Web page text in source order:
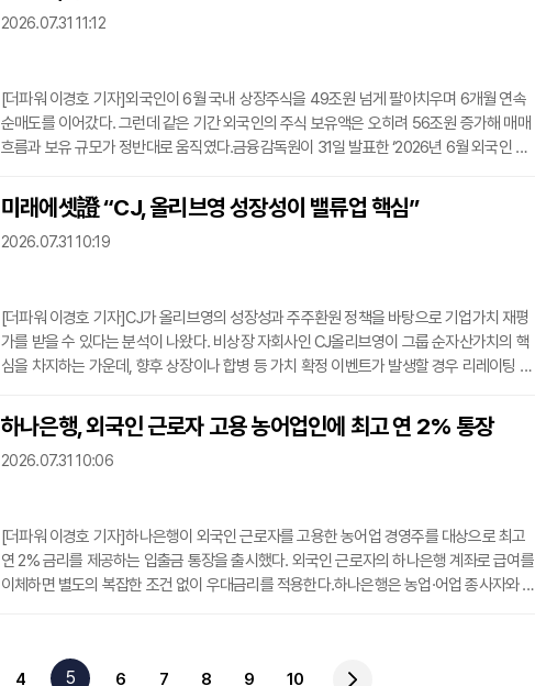
료 수집과 검증, 보고 과정의 정확성을 높였다고 설명했다.현대건설은 기업 활동이 사회와
2026.07.31 11:12
[더파워 이경호 기자]외국인이 6월 국내 상장주식을 49조원 넘게 팔아치우며 6개월 연속
순매도를 이어갔다. 그런데 같은 기간 외국인의 주식 보유액은 오히려 56조원 증가해 매매
흐름과 보유 규모가 정반대로 움직였다.금융감독원이 31일 발표한 ‘2026년 6월 외국인 증
에는 4조4780억원을 순투자했다. 주식 매도 규모가 채권 투자액을 크게 웃돌면서 전체 상
장증권에서는 44조8580억원이 순회수됐다. 주식시장별 온도 차도 뚜렷했다. 외국인은 유
가증권시장에서 50조9790억원을 순매도한 반면 코스닥시장에서는 1조6430억원을 순매
미래에셋證 “CJ, 올리브영 성장성이 밸류업 핵심”
2026.07.31 10:19
[더파워 이경호 기자]CJ가 올리브영의 성장성과 주주환원 정책을 바탕으로 기업가치 재평
가를 받을 수 있다는 분석이 나왔다. 비상장 자회사인 CJ올리브영이 그룹 순자산가치의 핵
심을 차지하는 가운데, 향후 상장이나 합병 등 가치 확정 이벤트가 발생할 경우 리레이팅 가
가 15만6000원을 제시하며 커버리지를 개시했다. 목표주가는 현 주가 대비 25.4%의 상승
여력을 반영한 수준이다. 류제현 미래에셋증권 연구원은 “CJ의 투자 포인트는 올리브영의
성장을 바탕으로 한 잠재 순자산가치 확대와 장기 가치 현실화 시 리레이팅 가능성”이라며
하나은행, 외국인 근로자 고용 농어업인에 최고 연 2% 통장
2026.07.31 10:06
[더파워 이경호 기자]하나은행이 외국인 근로자를 고용한 농어업 경영주를 대상으로 최고
연 2% 금리를 제공하는 입출금 통장을 출시했다. 외국인 근로자의 하나은행 계좌로 급여를
이체하면 별도의 복잡한 조건 없이 우대금리를 적용한다.하나은행은 농업·어업 종사자와 개
기본금리는 연 0.1%다. 가입자가 고용한 외국인 근로자의 하나은행 계좌로 건당 50만원 이
상의 급여를 월 1회 이상 이체하면 연 1.9%포인트의 우대금리가 추가된다.최고 연 2% 금리
4 5 6 7 8 9 10